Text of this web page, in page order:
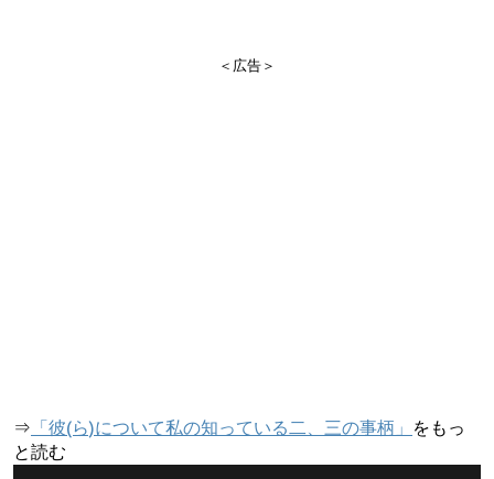
＜広告＞
⇒ 「彼(ら)について私の知っている二、三の事柄」 をもっ
と読む